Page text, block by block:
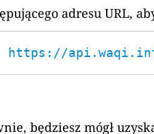
adresu URL,
https://api.waqi.info/
będziesz mógł